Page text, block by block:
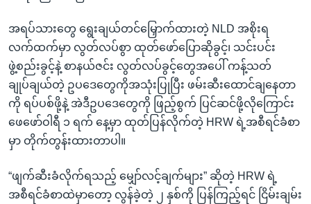
အရပ်သားတွေ ရွေးချယ်တင်မြှောက်ထားတဲ့ NLD အစိုးရ
လက်ထက်မှာ လွတ်လပ်စွာ ထုတ်ဖော်ပြောဆိုခွင့်၊ သင်းပင်း
ဖွဲ့စည်းခွင့်နဲ့ စာနယ်ဇင်း လွတ်လပ်ခွင့်တွေအပေါ် ကန့်သတ်
ချုပ်ချယ်တဲ့ ဥပဒေတွေကိုအသုံးပြုပြီး ဖမ်းဆီးထောင်ချနေတာ
ကို ရပ်ပစ်ဖို့နဲ့ အဲဒီဥပဒေတွေကို ဖြည့်စွက် ပြင်ဆင်ဖို့လိုကြောင်း
ဖေဖော်ဝါရီ ၁ ရက် နေ့မှာ ထုတ်ပြန်လိုက်တဲ့ HRW ရဲ့အစီရင်ခံစာ
မှာ တိုက်တွန်းထားတာပါ။
“ဖျက်ဆီးခံလိုက်ရသည့် မျှော်လင့်ချက်များ” ဆိုတဲ့ HRW ရဲ့
အစီရင်ခံစာထဲမှာတော့ လွန်ခဲ့တဲ့ ၂ နှစ်ကို ပြန်ကြည့်ရင် ငြိမ်းချမ်း